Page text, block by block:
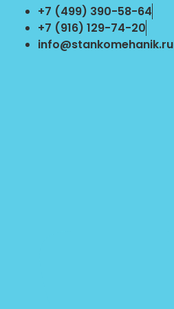
Перейти
содержимому
+7 (499) 390-58-64
+7 (916) 129-74-20
info@stankomehanik.ru